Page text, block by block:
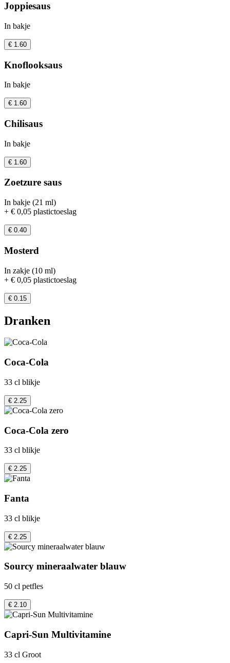
Joppiesaus
In bakje
€ 1.60
Knoflooksaus
In bakje
€ 1.60
Chilisaus
In bakje
€ 1.60
Zoetzure saus
In bakje (21 ml)
+ € 0,05 plastictoeslag
€ 0.40
Mosterd
In zakje (10 ml)
+ € 0,05 plastictoeslag
€ 0.15
Dranken
Coca-Cola
33 cl blikje
€ 2.25
Coca-Cola zero
33 cl blikje
€ 2.25
Fanta
33 cl blikje
€ 2.25
Sourcy mineraalwater blauw
50 cl petfles
€ 2.10
Capri-Sun Multivitamine
33 cl Groot